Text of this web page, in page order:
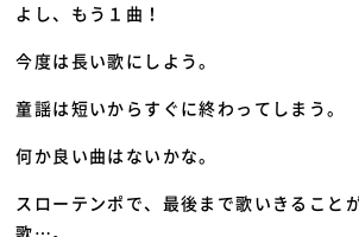
よし、もう１曲！
今度は長い歌にしよう。
童謡は短いからすぐに終わってしまう。
何か良い曲はないかな。
スローテンポで、最後まで歌いきること
歌…。